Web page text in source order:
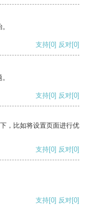
支持[0] 反对[0]
支持[0] 反对[0]
，比如将设置页面进行优
支持[0] 反对[0]
支持[0] 反对[0]